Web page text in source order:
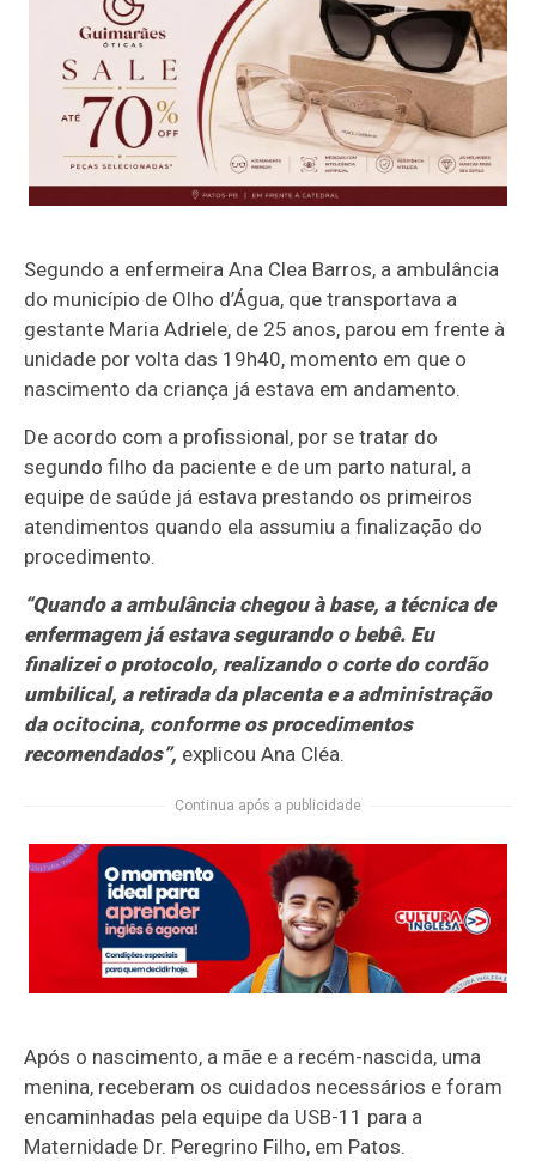
Segundo a enfermeira Ana Clea Barros, a ambulância
do município de Olho d’Água, que transportava a
gestante Maria Adriele, de 25 anos, parou em frente à
unidade por volta das 19h40, momento em que o
nascimento da criança já estava em andamento.
De acordo com a profissional, por se tratar do
segundo filho da paciente e de um parto natural, a
equipe de saúde já estava prestando os primeiros
atendimentos quando ela assumiu a finalização do
procedimento.
“Quando a ambulância chegou à base, a técnica de
enfermagem já estava segurando o bebê. Eu
finalizei o protocolo, realizando o corte do cordão
umbilical, a retirada da placenta e a administração
da ocitocina, conforme os procedimentos
recomendados”, explicou Ana Cléa.
Continua após a publicidade
Após o nascimento, a mãe e a recém-nascida, uma
menina, receberam os cuidados necessários e foram
encaminhadas pela equipe da USB-11 para a
Maternidade Dr. Peregrino Filho, em Patos.